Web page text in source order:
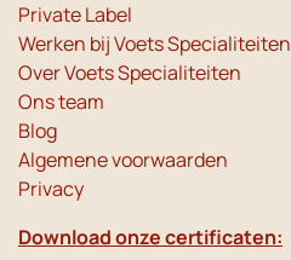
Private Label
Werken bij Voets Specialiteiten
Over Voets Specialiteiten
Ons team
Blog
Algemene voorwaarden
Privacy
Download onze certificaten: